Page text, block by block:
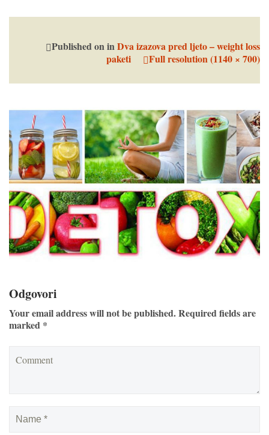
Published oninDva izazova pred ljeto – weight loss
paketi
Full resolution (1140 × 700)
Odgovori
Your email address will not be published. Required fields are
marked *